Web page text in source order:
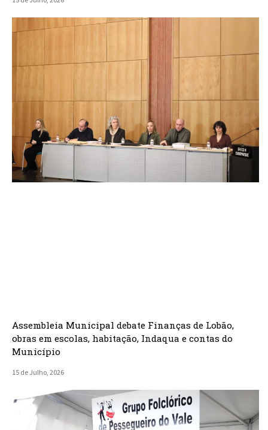
Assembleia Municipal debate Finanças de Lobão,
obras em escolas, habitação, Indaqua e contas do
Município
15 de Julho, 2026